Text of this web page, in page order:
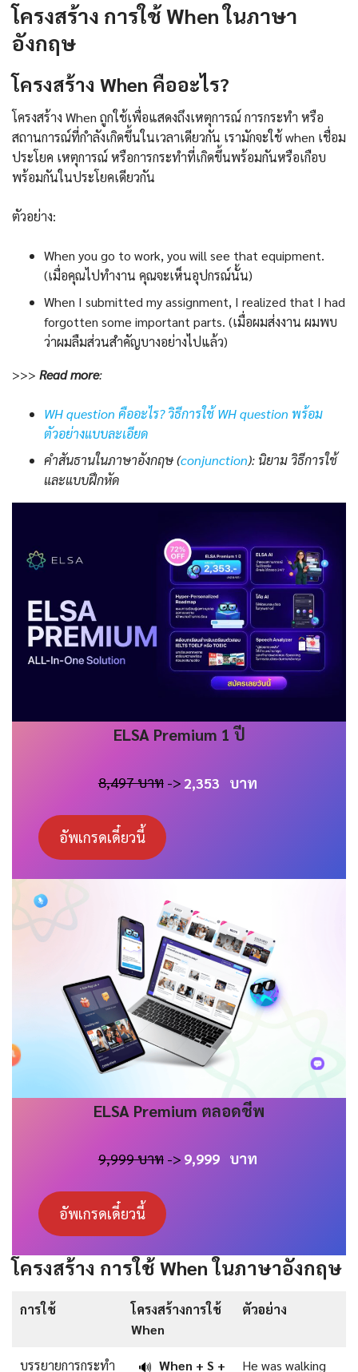
โครงสร้าง การใช้ When ในภาษา
อังกฤษ
โครงสร้าง When คืออะไร?
โครงสร้าง When ถูกใช้เพื่อแสดงถึงเหตุการณ์ การกระทำ หรือ
สถานการณ์ที่กำลังเกิดขึ้นในเวลาเดียวกัน เรามักจะใช้ when เชื่อม
ประโยค เหตุการณ์ หรือการกระทำที่เกิดขึ้นพร้อมกันหรือเกือบ
พร้อมกันในประโยคเดียวกัน
ตัวอย่าง:
When you go to work, you will see that equipment.
(เมื่อคุณไปทำงาน คุณจะเห็นอุปกรณ์นั้น)
When I submitted my assignment, I realized that I had
forgotten some important parts. (เมื่อผมส่งงาน ผมพบ
ว่าผมลืมส่วนสำคัญบางอย่างไปแล้ว)
>>> Read more:
WH question คืออะไร? วิธีการใช้ WH question พร้อม
ตัวอย่างแบบละเอียด
คำสันธานในภาษาอังกฤษ (conjunction): นิยาม วิธีการใช้
และแบบฝึกหัด
ELSA Premium 1 ปี
8,497 บาท-> 2,353 บาท
อัพเกรดเดี๋ยวนี้
ELSA Premium ตลอดชีพ
9,999 บาท-> 9,999 บาท
อัพเกรดเดี๋ยวนี้
โครงสร้าง การใช้ When ในภาษาอังกฤษ
การใช้
โครงสร้างการใช้
When
ตัวอย่าง
บรรยายการกระทำ 🔊 When + S + He was walking